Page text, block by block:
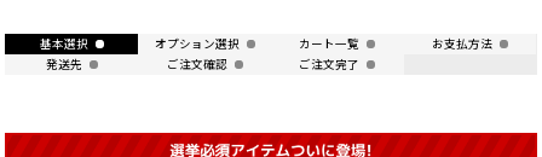
基本選択 オプション選択 カート一覧
お支払方法
発送先
ご注文確認 ご注文完了
せん。
価格表にない部数の注文は可能ですか？
完成時間の目安を電話で確認できますか？